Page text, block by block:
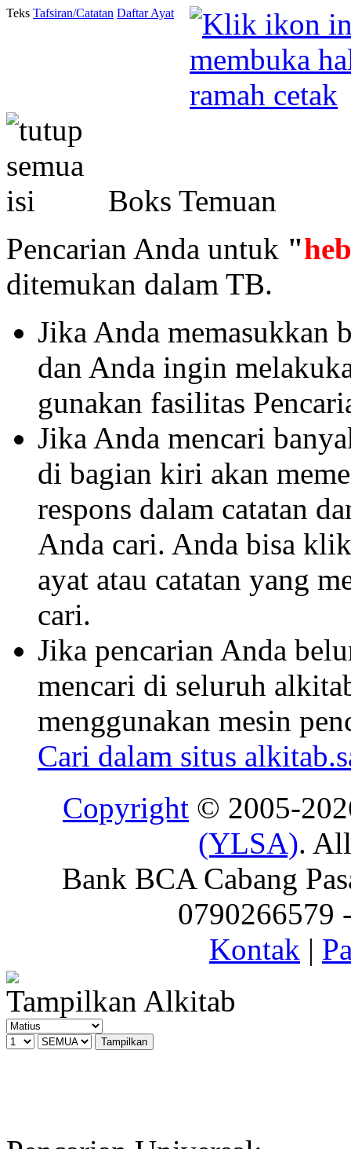
Teks Tafsiran/Catatan Daftar Ayat
Boks Temuan
Pencarian Anda untuk "
ditemukan dalam TB.
Jika Anda memasukkan
dan Anda ingin
gunakan fasilitas
Jika Anda mencari
di bagian kiri akan
respons dalam catatan
Anda cari. Anda bisa
ayat atau catatan yang
cari.
Jika pencarian Anda
mencari di seluruh
menggunakan mesin
Cari dalam situs
Copyright © 2005-
(YLSA).
Bank BCA Cabang
0790266579
Kontak |
Tampilkan Alkitab